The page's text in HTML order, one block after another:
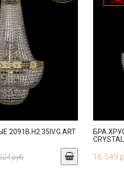
2091B.H2.35IV.G ART
руб.
БРА
16 549